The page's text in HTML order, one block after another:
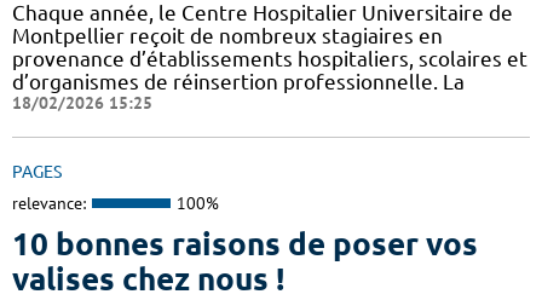
Chaque année, le Centre Hospitalier Universitaire de
Montpellier reçoit de nombreux stagiaires en
provenance d’établissements hospitaliers, scolaires et
d’organismes de réinsertion professionnelle. La
18/02/2026 15:25
PAGES
relevance: 100%
10 bonnes raisons de poser vos
valises chez nous !